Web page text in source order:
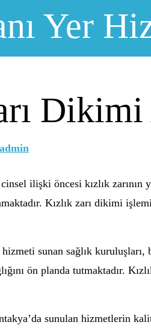
Yer
admin
ilişki öncesi kızlık
Kızlık zarı dikimi
hizmeti sunan sağlık
ön planda tutmaktadır.
sunulan hizmetlerin